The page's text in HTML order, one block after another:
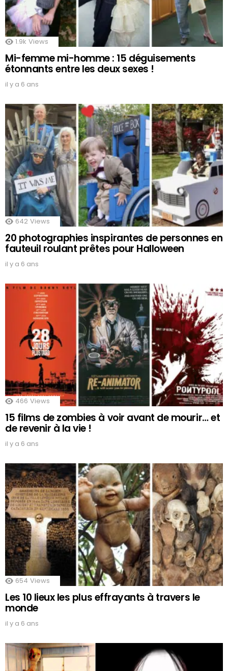
1.9k Views
Mi-femme mi-homme : 15 déguisements
étonnants entre les deux sexes !
il y a 6 ans
642 Views
20 photographies inspirantes de personnes en
fauteuil roulant prêtes pour Halloween
il y a 6 ans
466 Views
15 films de zombies à voir avant de mourir… et
de revenir à la vie !
il y a 6 ans
654 Views
Les 10 lieux les plus effrayants à travers le
monde
il y a 6 ans